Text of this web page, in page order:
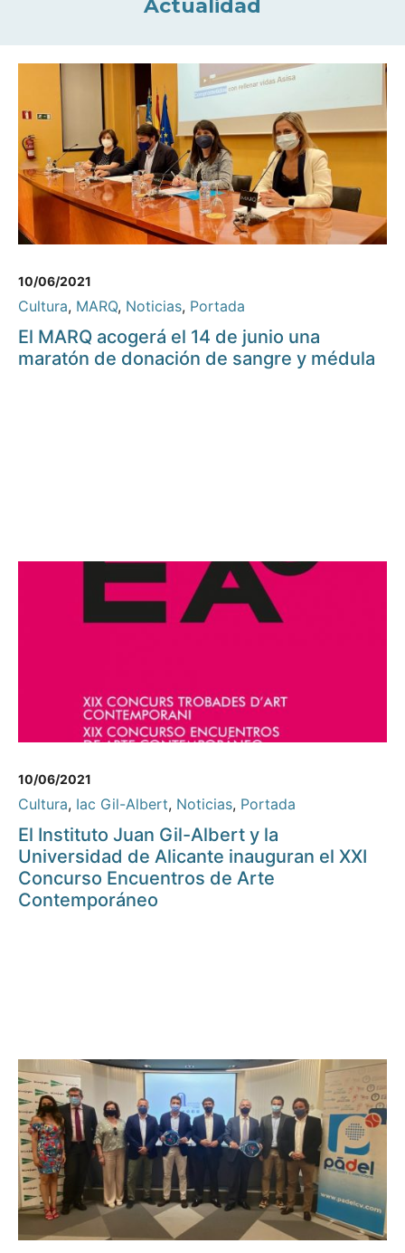
Actualidad
10/06/2021
Cultura, MARQ, Noticias, Portada
El MARQ acogerá el 14 de junio una
maratón de donación de sangre y médula
10/06/2021
Cultura, Iac Gil-Albert, Noticias, Portada
El Instituto Juan Gil-Albert y la
Universidad de Alicante inauguran el XXI
Concurso Encuentros de Arte
Contemporáneo